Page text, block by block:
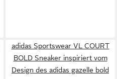
adidas Sportswear VL COURT
BOLD Sneaker inspiriert vom
Design des adidas gazelle bold